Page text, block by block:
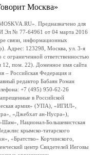
Москва»
Предназначено для
Эл № 77-64961 от 04 марта 2016
связи, информационных
Адрес: 123298, Москва, ул. 3-я
ограниченной ответственностью
пом. 22). Доменное имя сайта
– Российская Федерация и
редактор Бабаян Роман
+7 (495) 950-62-26
в Российской
армия» (УПА), «ИГИЛ»,
«Джебхат ан-Нусра»),
Шам», Национал-Большевистская
крымско-татарского
«Братство» Корчинского,
центр Свидетелей Иеговы